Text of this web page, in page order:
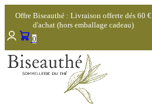
Offre Biseauthé : Livraison offerte dés 60 €
d'achat (hors emballage cadeau)
0